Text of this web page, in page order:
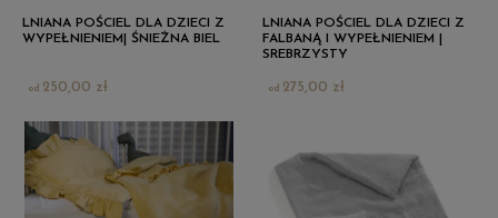
LNIANA POŚCIEL DLA DZIECI Z
WYPEŁNIENIEM| ŚNIEŻNA BIEL
250,00 zł
LNIANA POŚCIEL DLA DZIECI Z
FALBANĄ I WYPEŁNIENIEM |
SREBRZYSTY
275,00 zł